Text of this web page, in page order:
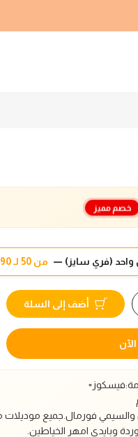
خصم مميز
(فري سايز) — من 50 لـ 90كيلو
أضف إلى السلة
والسيمي فورمال. جميع موديلات
وبايدي امهر الخياطين.